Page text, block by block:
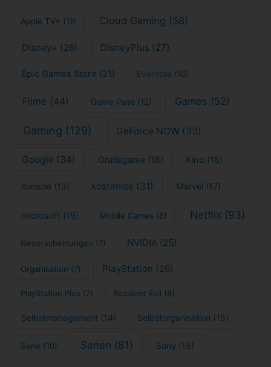
Apple TV+ (11) Cloud Gaming (58)
Disney+ (26) DisneyPlus (27)
Epic Games Store (21) Evernote (10)
Filme(44) Game Pass (12) Games (52)
Gaming (129) GeForce NOW (33)
Google (34) Gratisgame (18) Kino (18)
Konsole (13) kostenlos (31) Marvel (17)
microsoft (19) Mobile Games (8) Netflix (93)
Neuerscheinungen (7) NVIDIA (25)
Organisation (7) PlayStation (26)
PlayStation Plus (7) Resident Evil (8)
Selbstmanagement (14) Selbstorganisation (15)
Serie (10) Serien (81) Sony (15)